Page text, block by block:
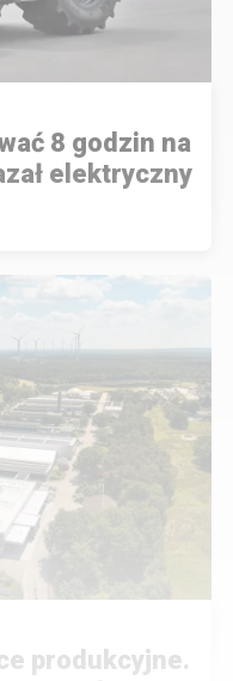
8 godzin na
elektryczny
produkcyjne.